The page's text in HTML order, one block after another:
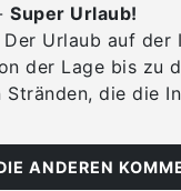
Super Urlaub!
Urlaub auf der
der Lage bis zu
Stränden, die die
ANDEREN